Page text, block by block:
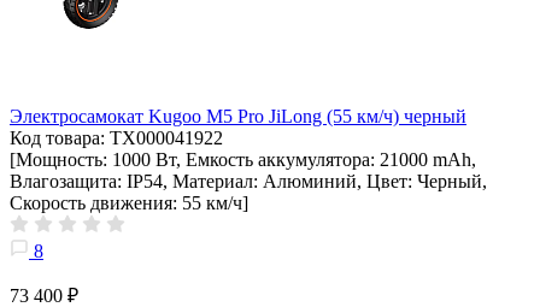
Электросамокат Kugoo M5 Pro JiLong (55 км/ч) черный
Код товара: ТХ000041922
[Мощность: 1000 Вт, Емкость аккумулятора: 21000 mAh,
Влагозащита: IP54, Материал: Алюминий, Цвет: Черный,
Скорость движения: 55 км/ч]
8
73 400 ₽